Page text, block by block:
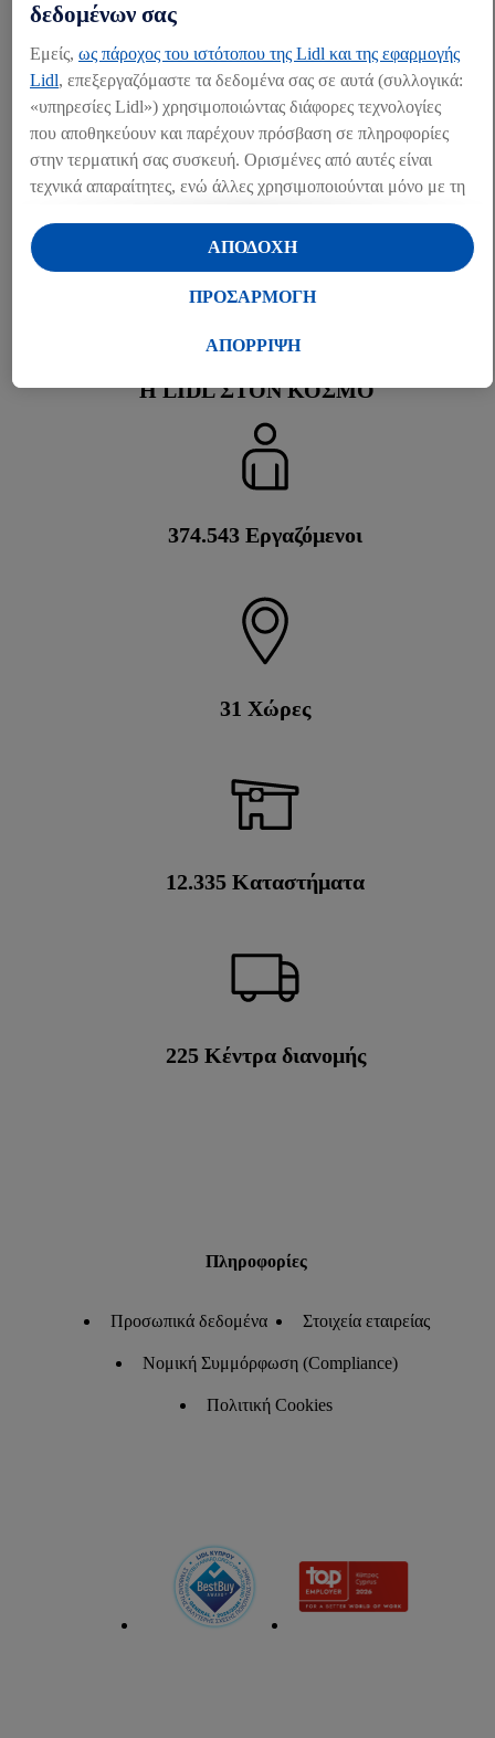
2.350Προϊόντα
21
Η LIDL ΣΤΟΝ ΚΌΣΜΟ
375.000 Εργαζόμενοι
31 Χώρες
12.350 Καταστήματα
225Κέντρα διανομής
Πληροφορίες
Προσωπικά δεδομένα Στοιχεία εταιρείας
Νομική Συμμόρφωση (Compliance)
Πολιτική Cookies
δεδομένων σας
Εμείς, ως πάροχος του ιστότοπου της Lidl και της εφαρμογής
Lidl, επεξεργαζόμαστε τα δεδομένα σας σε αυτά (συλλογικά:
«υπηρεσίες Lidl») χρησιμοποιώντας διάφορες τεχνολογίες
που αποθηκεύουν και παρέχουν πρόσβαση σε πληροφορίες
στην τερματική σας συσκευή. Ορισμένες από αυτές είναι
τεχνικά απαραίτητες, ενώ άλλες χρησιμοποιούνται μόνο με τη
δημιουργία στατιστικών στοιχείων ή για εξατομικευμένη
διαφήμιση εντός και εκτός των υπηρεσιών Lidl. Εάν
συμμετέχετε στο πρόγραμμα Lidl Plus, δεδομένα που
επίσης σε επεξεργασία για τους σκοπούς αυτούς.
προσαρμόσετε τη συγκατάθεσή σας επιτρέποντας
μεμονωμένους σκοπούς επεξεργασίας δεδομένων και να
βρείτε περισσότερες πληροφορίες σχετικά με την
επεξεργασία δεδομένων που λαμβάνει χώρα στο πλαίσιο της
Κάνοντας κλικ στην επιλογή «Απόρριψη», επιτρέπετε μόνο
επεξεργασία για όλους τους προαναφερθέντες σκοπούς.
Περαιτέρω πληροφορίες, μεταξύ άλλων για την περίοδο
αποθήκευσης των δεδομένων και το δικαίωμά σας να
για το μέλλον, μπορείτε να βρείτε στηνπολιτική απορρήτου
ΑΠΟΡΡΙΨΗ
ΠΡΟΣΑΡΜΟΓΗ
ΑΠΟΔΟΧΗ